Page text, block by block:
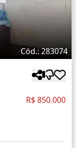
Cód.: 283074
R$ 850.000